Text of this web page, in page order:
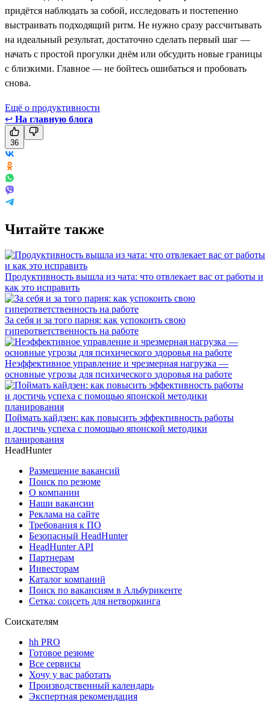
придётся наблюдать за собой, исследовать и постепенно
выстраивать подходящий ритм. Не нужно сразу рассчитывать
на идеальный результат, достаточно сделать первый шаг —
начать с простой прогулки днём или обсудить новые границы
с близкими. Главное — не бойтесь ошибаться и пробовать
снова.
Ещё о продуктивности
↩ На главную блога
36
Читайте также
Продуктивность вышла из чата: что отвлекает вас от работы и
как это исправить
За себя и за того парня: как успокоить свою
гиперответственность на работе
Неэффективное управление и чрезмерная нагрузка —
основные угрозы для психического здоровья на работе
Поймать кайдзен: как повысить эффективность работы
и достичь успеха с помощью японской методики
планирования
HeadHunter
Размещение вакансий
Поиск по резюме
О компании
Наши вакансии
Реклама на сайте
Требования к ПО
Безопасный HeadHunter
HeadHunter API
Партнерам
Инвесторам
Каталог компаний
Поиск по вакансиям в Альбурикенте
Сетка: соцсеть для нетворкинга
Соискателям
hh PRO
Готовое резюме
Все сервисы
Хочу у вас работать
Производственный календарь
Экспертная рекомендация